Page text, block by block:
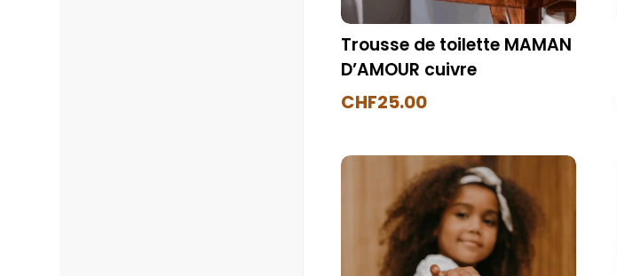
Trousse de toilette MAMAN
D’AMOUR cuivre
CHF25.00